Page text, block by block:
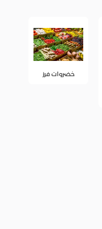
فاكهة فرز